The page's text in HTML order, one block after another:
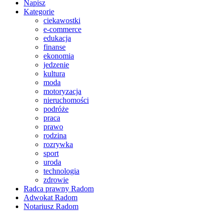
Napisz
Kategorie
ciekawostki
e-commerce
edukacja
finanse
ekonomia
jedzenie
kultura
moda
motoryzacja
nieruchomości
podróże
praca
prawo
rodzina
rozrywka
sport
uroda
technologia
zdrowie
Radca prawny Radom
Adwokat Radom
Notariusz Radom